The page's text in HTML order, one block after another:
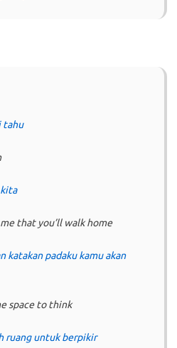
tahu
that you’ll walk home
katakan padaku kamu akan
space to think
ruang untuk berpikir